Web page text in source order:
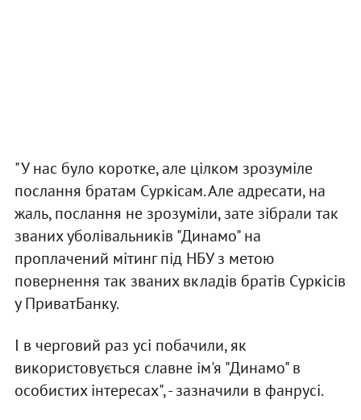
"У нас було коротке, але цілком зрозуміле
послання братам Суркісам. Але адресати, на
жаль, послання не зрозуміли, зате зібрали так
званих уболівальників "Динамо" на
проплачений мітинг під НБУ з метою
повернення так званих вкладів братів Суркісів
у ПриватБанку.
І в черговий раз усі побачили, як
використовується славне ім'я "Динамо" в
особистих інтересах", - зазначили в фанрусі.